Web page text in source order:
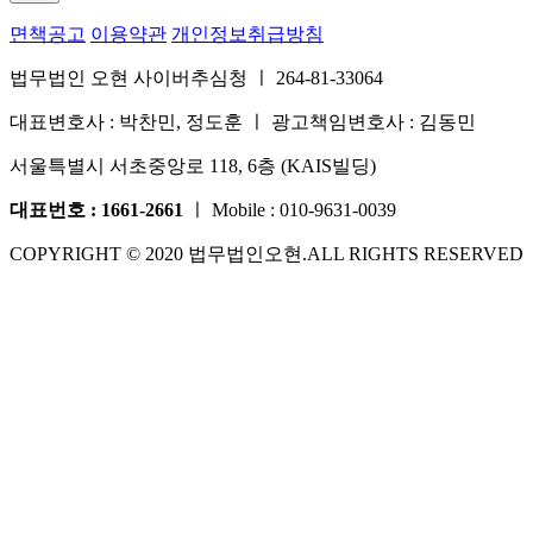
면책공고 이용약관 개인정보취급방침
법무법인 오현 사이버추심청 ㅣ 264-81-33064
대표변호사 : 박찬민, 정도훈 ㅣ 광고책임변호사 : 김동민
서울특별시 서초중앙로 118, 6층 (KAIS빌딩)
대표번호 : 1661-2661 ㅣ Mobile : 010-9631-0039
COPYRIGHT © 2020 법무법인오현.ALL RIGHTS RESERVED